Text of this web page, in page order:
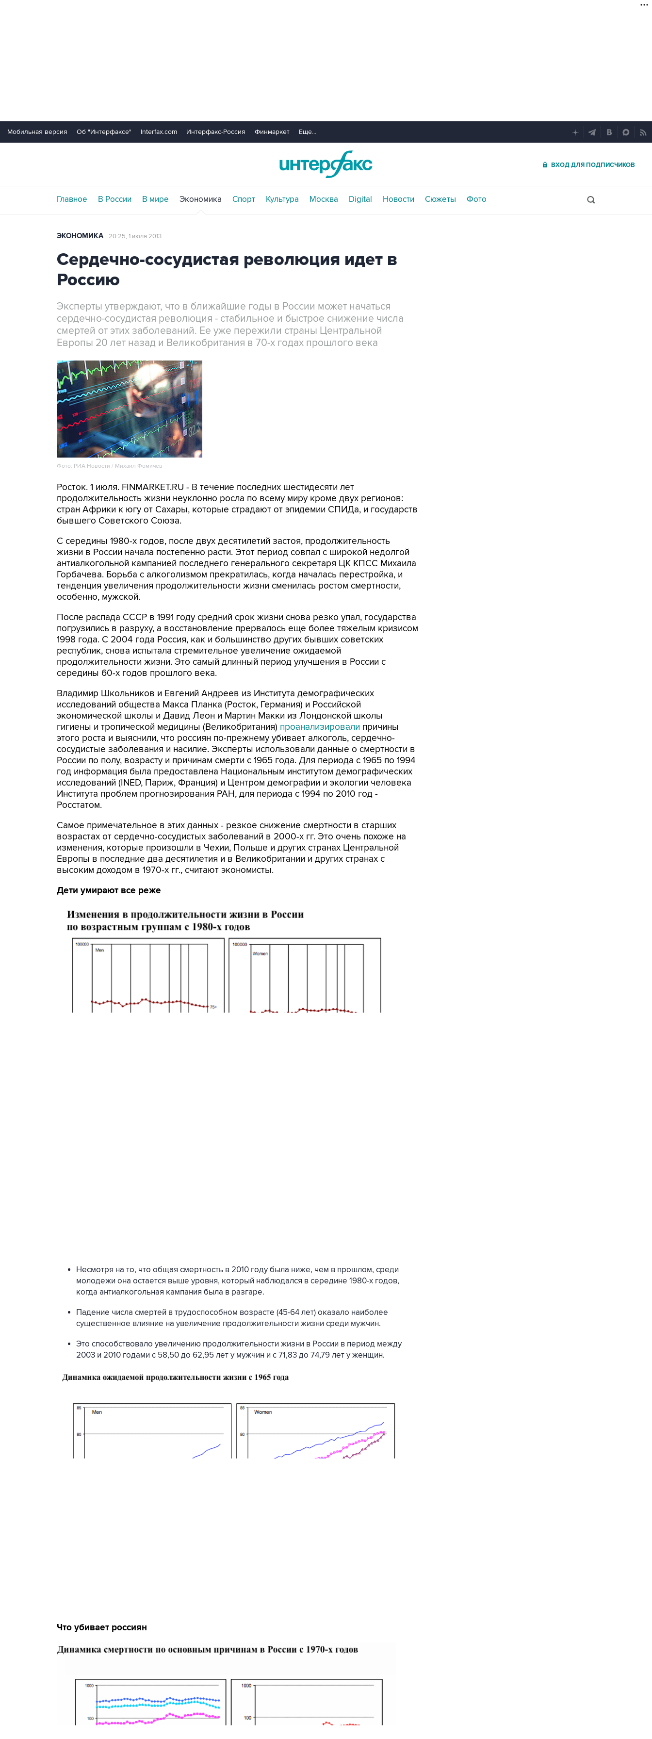
Мобильная версия Об "Интерфаксе" Interfax.com Интерфакс-Россия Финмаркет Еще...
ВХОД ДЛЯ ПОДПИСЧИКОВ
Главное В России В мире Экономика Спорт Культура Москва Digital Новости Сюжеты Фото
ЭКОНОМИКА 20:25, 1 июля 2013
Сердечно-сосудистая революция идет в
Россию
Эксперты утверждают, что в ближайшие годы в России может начаться
сердечно-сосудистая революция - стабильное и быстрое снижение числа
смертей от этих заболеваний. Ее уже пережили страны Центральной
Европы 20 лет назад и Великобритания в 70-х годах прошлого века
Фото: РИА Новости / Михаил Фомичев
Росток. 1 июля. FINMARKET.RU - В течение последних шестидесяти лет
продолжительность жизни неуклонно росла по всему миру кроме двух регионов:
стран Африки к югу от Сахары, которые страдают от эпидемии СПИДа, и государств
бывшего Советского Союза.
С середины 1980-х годов, после двух десятилетий застоя, продолжительность
жизни в России начала постепенно расти. Этот период совпал с широкой недолгой
антиалкогольной кампанией последнего генерального секретаря ЦК КПСС Михаила
Горбачева. Борьба с алкоголизмом прекратилась, когда началась перестройка, и
тенденция увеличения продолжительности жизни сменилась ростом смертности,
особенно, мужской.
После распада СССР в 1991 году средний срок жизни снова резко упал, государства
погрузились в разруху, а восстановление прервалось еще более тяжелым кризисом
1998 года. С 2004 года Россия, как и большинство других бывших советских
республик, снова испытала стремительное увеличение ожидаемой
продолжительности жизни. Это самый длинный период улучшения в России с
середины 60-х годов прошлого века.
Владимир Школьников и Евгений Андреев из Института демографических
исследований общества Макса Планка (Росток, Германия) и Российской
экономической школы и Давид Леон и Мартин Макки из Лондонской школы
гигиены и тропической медицины (Великобритания) проанализировали причины
этого роста и выяснили, что россиян по-прежнему убивает алкоголь, сердечно-
сосудистые заболевания и насилие. Эксперты использовали данные о смертности в
России по полу, возрасту и причинам смерти с 1965 года. Для периода с 1965 по 1994
год информация была предоставлена Национальным институтом демографических
исследований (INED, Париж, Франция) и Центром демографии и экологии человека
Института проблем прогнозирования РАН, для периода с 1994 по 2010 год -
Росстатом.
Самое примечательное в этих данных - резкое снижение смертности в старших
возрастах от сердечно-сосудистых заболеваний в 2000-х гг. Это очень похоже на
изменения, которые произошли в Чехии, Польше и других странах Центральной
Европы в последние два десятилетия и в Великобритании и других странах с
высоким доходом в 1970-х гг., считают экономисты.
Дети умирают все реже
Несмотря на то, что общая смертность в 2010 году была ниже, чем в прошлом, среди
молодежи она остается выше уровня, который наблюдался в середине 1980-х годов,
когда антиалкогольная кампания была в разгаре.
Падение числа смертей в трудоспособном возрасте (45-64 лет) оказало наиболее
существенное влияние на увеличение продолжительности жизни среди мужчин.
Это способствовало увеличению продолжительности жизни в России в период между
2003 и 2010 годами с 58,50 до 62,95 лет у мужчин и с 71,83 до 74,79 лет у женщин.
Что убивает россиян